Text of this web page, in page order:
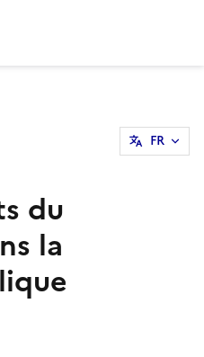
FR
du
la